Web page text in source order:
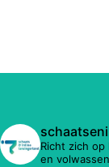
Richt zich
en